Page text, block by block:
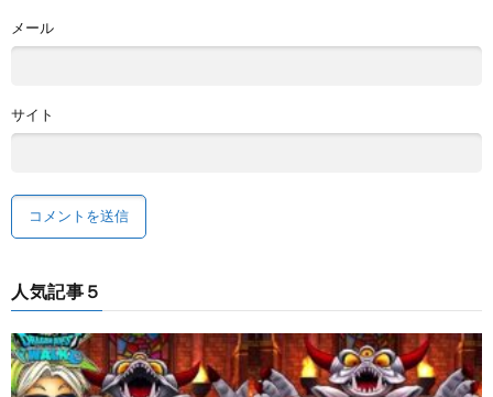
メール
サイト
人気記事５